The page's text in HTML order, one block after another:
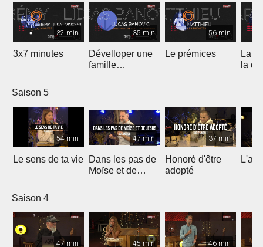
32 min
3x7 minutes
35 min
Dévelloper une
famille
56 min
Le prémices
La
la
Saison 5
54 min
Le sens de ta vie
47 min
Dans les pas de
Moïse et de
37 min
Honoré d'être
adopté
Saison 4
47 min 45 min 46 min